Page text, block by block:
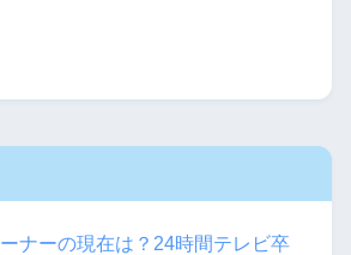
ナーの現在は？24時間テレビ卒